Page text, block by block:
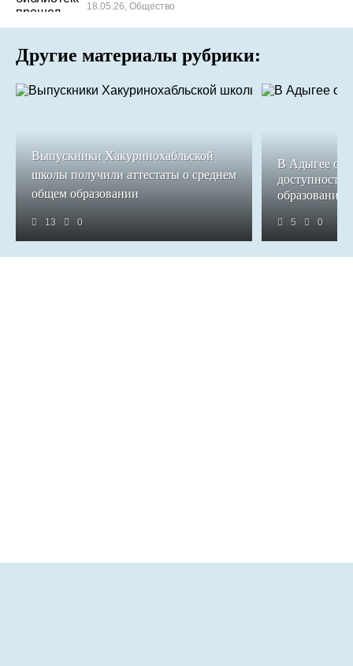
18.05.26, Общество
Другие материалы рубрики:
Выпускники Хакуринохабльской
школы получили аттестаты о среднем
общем образовании
13 0
В Адыгее
доступность
образования
5 0